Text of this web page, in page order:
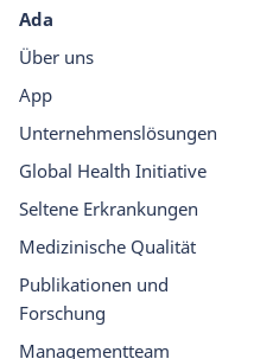
Ada
Über uns
App
Unternehmenslösungen
Global Health Initiative
Seltene Erkrankungen
Medizinische Qualität
Publikationen und
Forschung
Managementteam